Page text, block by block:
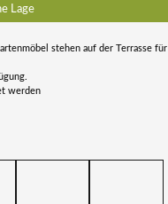
Lage
stehen auf der Terrasse für
werden